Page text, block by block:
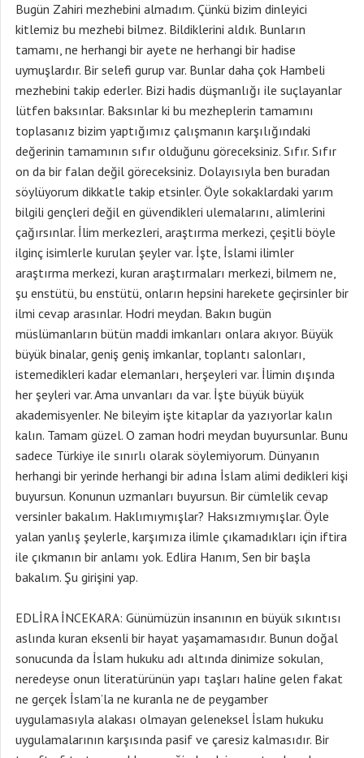
Bugün Zahiri mezhebini almadım. Çünkü bizim dinleyici
kitlemiz bu mezhebi bilmez. Bildiklerini aldık. Bunların
tamamı, ne herhangi bir ayete ne herhangi bir hadise
uymuşlardır. Bir selefi gurup var. Bunlar daha çok Hambeli
mezhebini takip ederler. Bizi hadis düşmanlığı ile suçlayanlar
lütfen baksınlar. Baksınlar ki bu mezheplerin tamamını
toplasanız bizim yaptığımız çalışmanın karşılığındaki
değerinin tamamının sıfır olduğunu göreceksiniz. Sıfır. Sıfır
on da bir falan değil göreceksiniz. Dolayısıyla ben buradan
söylüyorum dikkatle takip etsinler. Öyle sokaklardaki yarım
bilgili gençleri değil en güvendikleri ulemalarını, alimlerini
çağırsınlar. İlim merkezleri, araştırma merkezi, çeşitli böyle
ilginç isimlerle kurulan şeyler var. İşte, İslami ilimler
araştırma merkezi, kuran araştırmaları merkezi, bilmem ne,
şu enstütü, bu enstütü, onların hepsini harekete geçirsinler bir
ilmi cevap arasınlar. Hodri meydan. Bakın bugün
müslümanların bütün maddi imkanları onlara akıyor. Büyük
büyük binalar, geniş geniş imkanlar, toplantı salonları,
istemedikleri kadar elemanları, herşeyleri var. İlimin dışında
her şeyleri var. Ama unvanları da var. İşte büyük büyük
akademisyenler. Ne bileyim işte kitaplar da yazıyorlar kalın
kalın. Tamam güzel. O zaman hodri meydan buyursunlar. Bunu
sadece Türkiye ile sınırlı olarak söylemiyorum. Dünyanın
herhangi bir yerinde herhangi bir adına İslam alimi dedikleri kişi
buyursun. Konunun uzmanları buyursun. Bir cümlelik cevap
versinler bakalım. Haklımıymışlar? Haksızmıymışlar. Öyle
yalan yanlış şeylerle, karşımıza ilimle çıkamadıkları için iftira
ile çıkmanın bir anlamı yok. Edlira Hanım, Sen bir başla
bakalım. Şu girişini yap.
EDLİRA İNCEKARA: Günümüzün insanının en büyük sıkıntısı
aslında kuran eksenli bir hayat yaşamamasıdır. Bunun doğal
sonucunda da İslam hukuku adı altında dinimize sokulan,
neredeyse onun literatürünün yapı taşları haline gelen fakat
ne gerçek İslam’la ne kuranla ne de peygamber
uygulamasıyla alakası olmayan geleneksel İslam hukuku
uygulamalarının karşısında pasif ve çaresiz kalmasıdır. Bir